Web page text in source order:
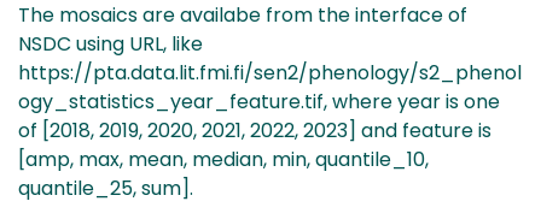
The mosaics are availabe from the interface of
NSDC using URL, like
https://pta.data.lit.fmi.fi/sen2/phenology/s2_phenol
ogy_statistics_year_feature.tif, where year is one
of [2018, 2019, 2020, 2021, 2022, 2023] and feature is
[amp, max, mean, median, min, quantile_10,
quantile_25, sum].